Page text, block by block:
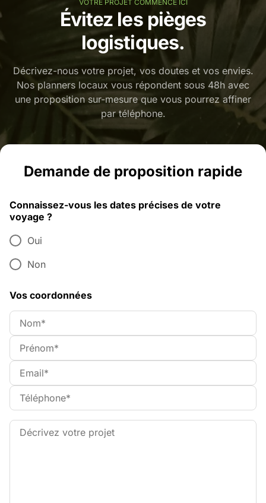
VOTRE PROJET COMMENCE ICI
Évitez les pièges
logistiques.
Décrivez-nous votre projet, vos doutes et vos envies.
Nos planners locaux vous répondent sous 48h avec
une proposition sur-mesure que vous pourrez affiner
par téléphone.
Demande de proposition rapide
Connaissez-vous les dates précises de votre
voyage ?
Oui
Non
Vos coordonnées